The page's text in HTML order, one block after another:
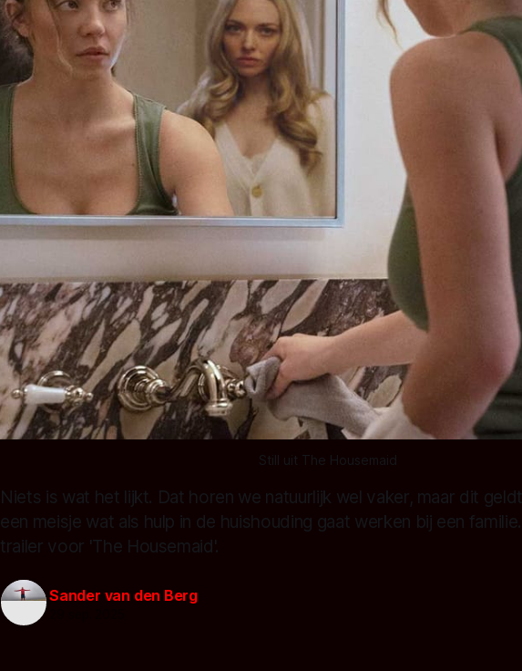
Still uit The Housemaid
Niets is wat het lijkt. Dat horen we natuurlijk wel vaker, maar dit
een meisje wat als hulp in de huishouding gaat werken bij een
trailer voor 'The Housemaid'.
Sander van den Berg